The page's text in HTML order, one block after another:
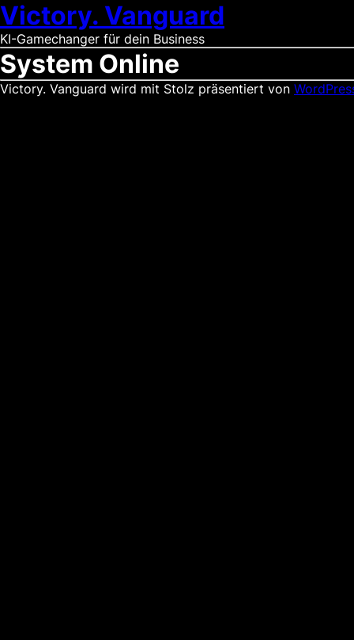
Victory. Vanguard
KI-Gamechanger für dein Business
System Online
Victory. Vanguard wird mit Stolz präsentiert von